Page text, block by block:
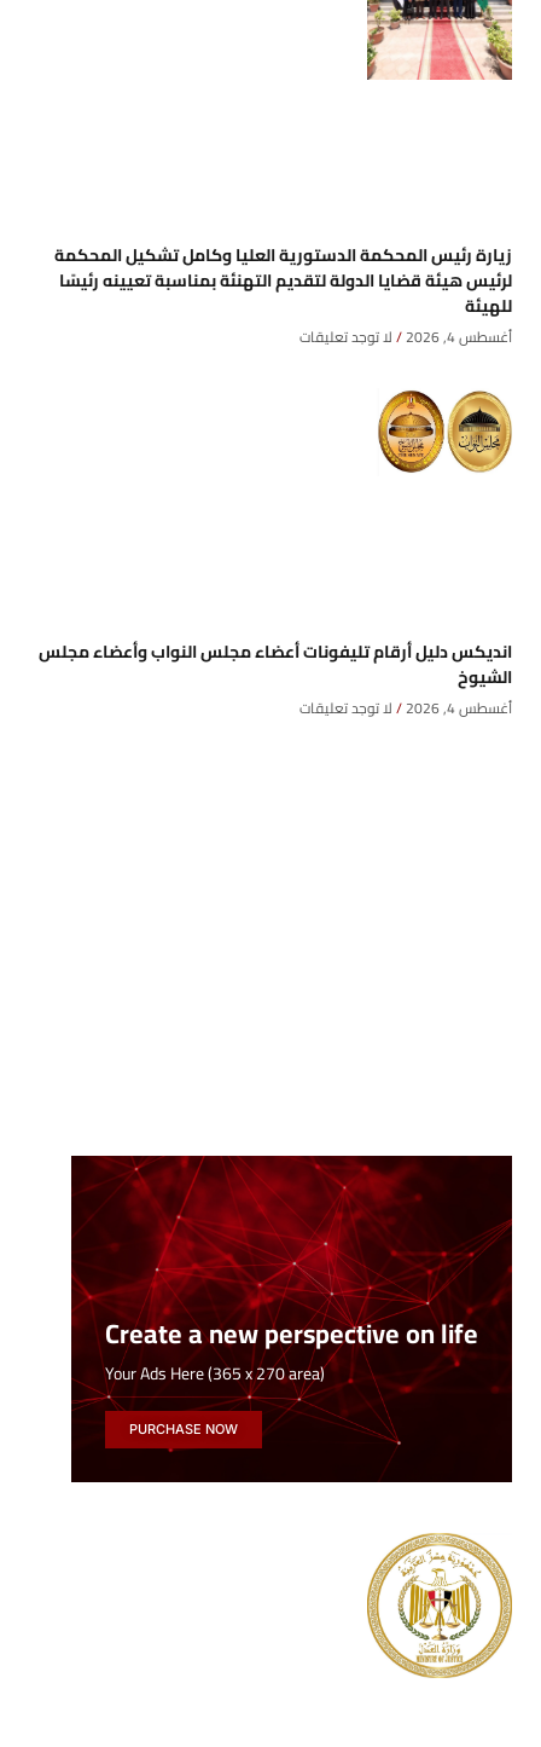
زيارة رئيس المحكمة الدستورية العليا وكامل تشكيل المحكمة
لرئيس هيئة قضايا الدولة لتقديم التهنئة بمناسبة تعيينه رئيسًا
للهيئة
أغسطس 4, 2026 لا توجد تعليقات
انديكس دليل أرقام تليفونات أعضاء مجلس النواب وأعضاء مجلس
الشيوخ
أغسطس 4, 2026 لا توجد تعليقات
Create a new perspective on life
Your Ads Here (365 x 270 area)
PURCHASE NOW